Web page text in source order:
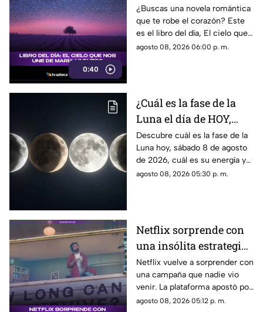
0:40
Vaquero
¿Buscas una novela romántica
que te robe el corazón? Este
es el libro del día, El cielo que
nos une, de María Vaquero.
agosto 08, 2026 06:00 p. m.
¿Cuál es la fase de la
Luna el día de HOY,
sábado 8 de agosto de
2026? Así se verá el
astro durante la noche
Descubre cuál es la fase de la
Luna hoy, sábado 8 de agosto
de 2026, cuál es su energía y
cómo nos podría afectar.
agosto 08, 2026 05:30 p. m.
Netflix sorprende con
una insólita estrategia
para promocionar su
nuevo thriller
Netflix vuelve a sorprender con
una campaña que nadie vio
venir. La plataforma apostó por
una estrategia tan inusual
agosto 08, 2026 05:12 p. m.